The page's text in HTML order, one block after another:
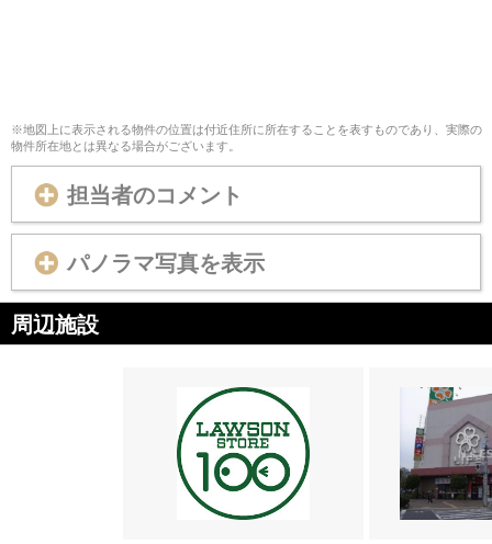
※地図上に表示される物件の位置は付近住所に所在することを表すものであり、実際の
物件所在地とは異なる場合がございます。
担当者のコメント
パノラマ写真を表示
周辺施設